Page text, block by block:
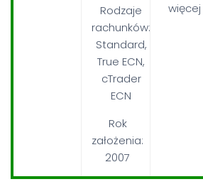
Rodzaje
rachunków:
Standard,
True ECN,
cTrader
ECN
Rok
założenia:
2007
więcej